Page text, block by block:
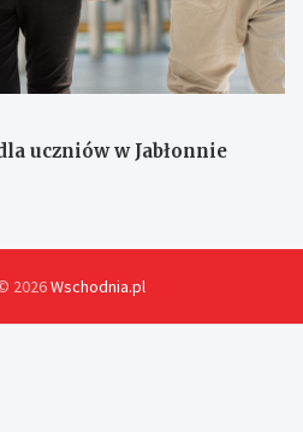
uczniów w Jabłonnie
2026Wschodnia.pl